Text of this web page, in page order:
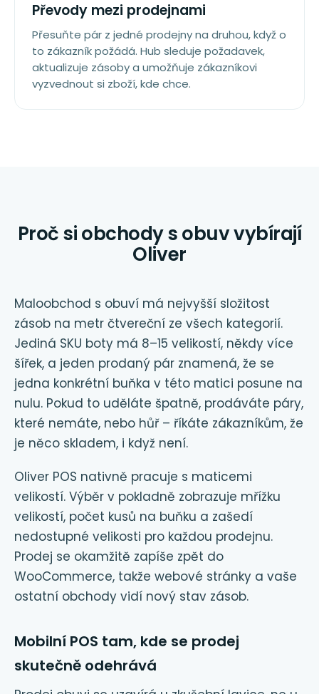
Převody mezi prodejnami
Přesuňte pár z jedné prodejny na druhou, když o
to zákazník požádá. Hub sleduje požadavek,
aktualizuje zásoby a umožňuje zákazníkovi
vyzvednout si zboží, kde chce.
Proč si obchody s obuv vybírají
Oliver
Maloobchod s obuví má nejvyšší složitost
zásob na metr čtvereční ze všech kategorií.
Jediná SKU boty má 8–15 velikostí, někdy více
šířek, a jeden prodaný pár znamená, že se
jedna konkrétní buňka v této matici posune na
nulu. Pokud to uděláte špatně, prodáváte páry,
které nemáte, nebo hůř – říkáte zákazníkům, že
je něco skladem, i když není.
Oliver POS nativně pracuje s maticemi
velikostí. Výběr v pokladně zobrazuje mřížku
velikostí, počet kusů na buňku a zašedí
nedostupné velikosti pro každou prodejnu.
Prodej se okamžitě zapíše zpět do
WooCommerce, takže webové stránky a vaše
ostatní obchody vidí nový stav zásob.
Mobilní POS tam, kde se prodej
skutečně odehrává